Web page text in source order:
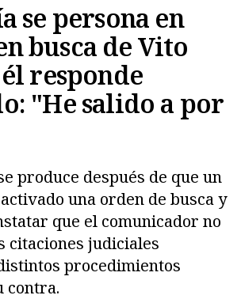
se persona en
busca de Vito
responde
"He salido a por
produce después de que un
una orden de busca y
que el comunicador no
citaciones judiciales
procedimientos
contra.